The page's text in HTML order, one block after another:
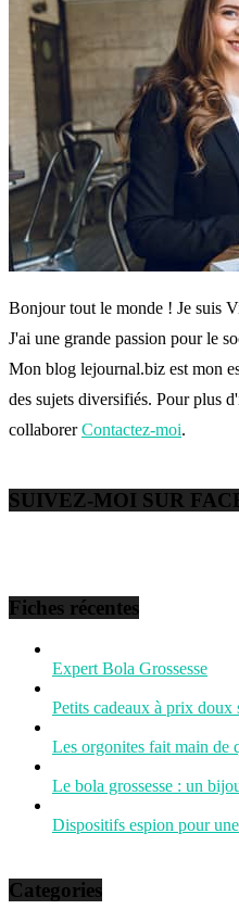
Bonjour tout le monde ! Je suis
J'ai une grande passion pour le
Mon blog lejournal.biz est mon
des sujets diversifiés. Pour plus
collaborerContactez-moi.
SUIVEZ-MOI SUR
Fiches récentes
Expert Bola Grossesse
Petits cadeaux à prix doux
Les orgonites fait main de
Le bola grossesse : un
Dispositifs espion pour
Categories